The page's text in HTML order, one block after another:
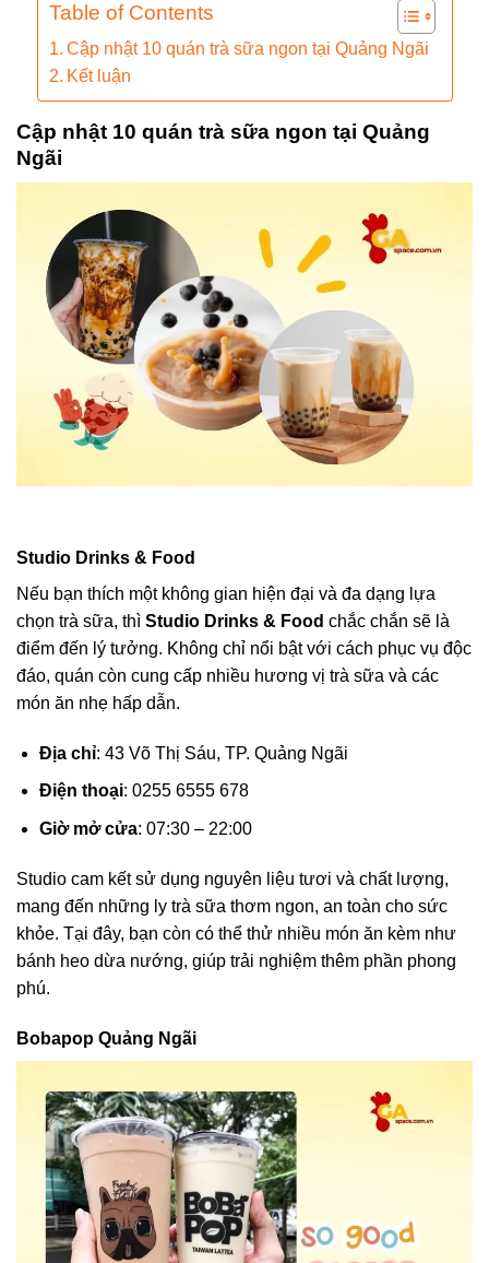
Table of Contents
Cập nhật 10 quán trà sữa ngon tại Quảng Ngãi
Kết luận
Cập nhật 10 quán trà sữa ngon tại Quảng
Ngãi
Studio Drinks & Food
Nếu bạn thích một không gian hiện đại và đa dạng lựa
chọn trà sữa, thì Studio Drinks & Food chắc chắn sẽ là
điểm đến lý tưởng. Không chỉ nổi bật với cách phục vụ độc
đáo, quán còn cung cấp nhiều hương vị trà sữa và các
món ăn nhẹ hấp dẫn.
Địa chỉ: 43 Võ Thị Sáu, TP. Quảng Ngãi
Điện thoại: 0255 6555 678
Giờ mở cửa: 07:30 – 22:00
Studio cam kết sử dụng nguyên liệu tươi và chất lượng,
mang đến những ly trà sữa thơm ngon, an toàn cho sức
khỏe. Tại đây, bạn còn có thể thử nhiều món ăn kèm như
bánh heo dừa nướng, giúp trải nghiệm thêm phần phong
phú.
Bobapop Quảng Ngãi